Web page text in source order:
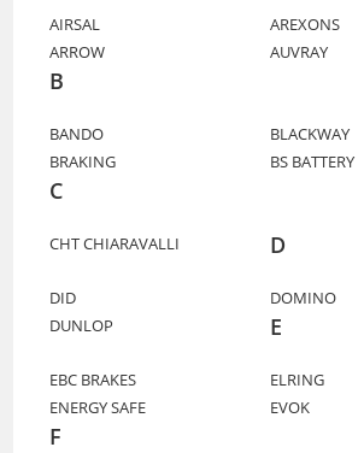
AIRSAL
AREXONS
ARROW
AUVRAY
B
BANDO
BLACKWAY
BRAKING
BS BATTERY
C
CHT CHIARAVALLI D
DID
DOMINO
DUNLOP
E
EBC BRAKES
ELRING
ENERGY SAFE
EVOK
F